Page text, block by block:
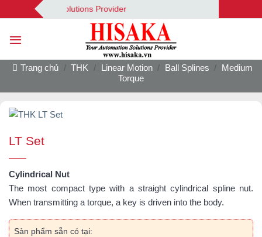
qua
nội
Automation Solutions Provider
Trang chủ / THK / Linear Motion / Ball Splines / Medium
Torque
LT Set
Cylindrical Nut
The most compact type with a straight cylindrical spline nut.
When transmitting a torque, a key is driven into the body.
Sản phẩm sẵn có tại: